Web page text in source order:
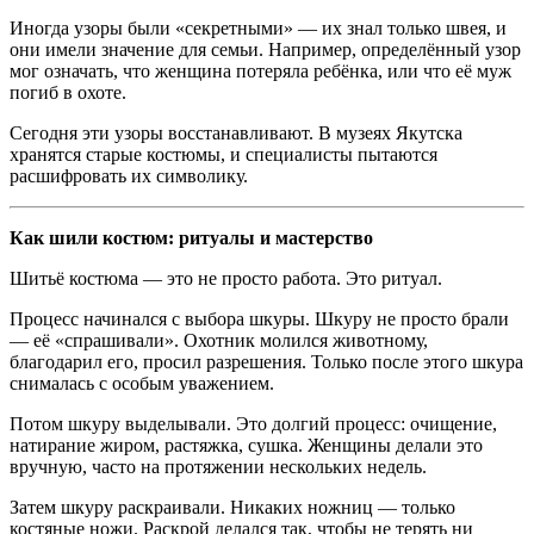
Иногда узоры были «секретными» — их знал только швея, и
они имели значение для семьи. Например, определённый узор
мог означать, что женщина потеряла ребёнка, или что её муж
погиб в охоте.
Сегодня эти узоры восстанавливают. В музеях Якутска
хранятся старые костюмы, и специалисты пытаются
расшифровать их символику.
Как шили костюм: ритуалы и мастерство
Шитьё костюма — это не просто работа. Это ритуал.
Процесс начинался с выбора шкуры. Шкуру не просто брали
— её «спрашивали». Охотник молился животному,
благодарил его, просил разрешения. Только после этого шкура
снималась с особым уважением.
Потом шкуру выделывали. Это долгий процесс: очищение,
натирание жиром, растяжка, сушка. Женщины делали это
вручную, часто на протяжении нескольких недель.
Затем шкуру раскраивали. Никаких ножниц — только
костяные ножи. Раскрой делался так, чтобы не терять ни